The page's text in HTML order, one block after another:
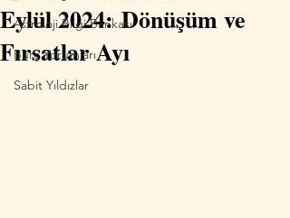
Astroloji Bilgi Bankası
Burç Yorumları
Sabit Yıldızlar
Eylül 2024: Dönüşüm ve
Fırsatlar Ayı